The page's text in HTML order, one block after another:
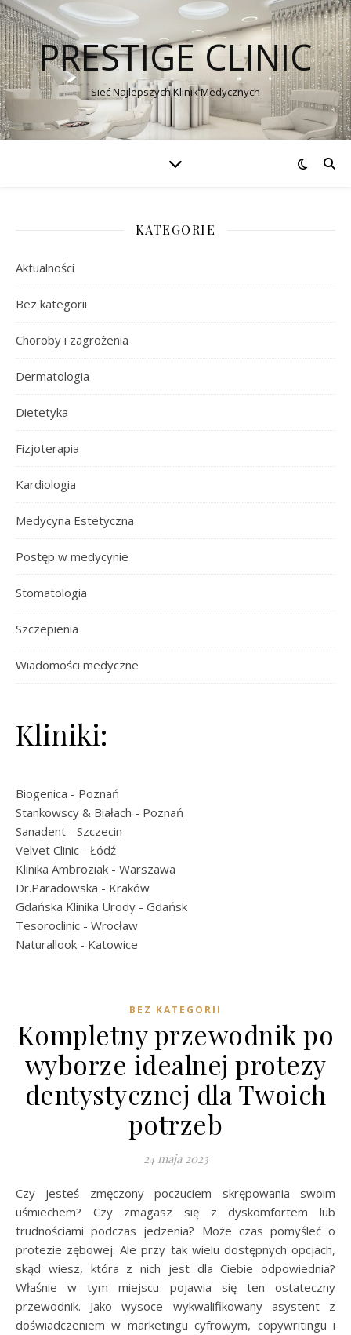
PRESTIGE CLINIC
Sieć Najlepszych Klinik Medycznych
KATEGORIE
Aktualności
Bez kategorii
Choroby i zagrożenia
Dermatologia
Dietetyka
Fizjoterapia
Kardiologia
Medycyna Estetyczna
Postęp w medycynie
Stomatologia
Szczepienia
Wiadomości medyczne
Kliniki:
Biogenica - Poznań
Stankowscy & Białach - Poznań
Sanadent - Szczecin
Velvet Clinic - Łódź
Klinika Ambroziak - Warszawa
Dr.Paradowska - Kraków
Gdańska Klinika Urody - Gdańsk
Tesoroclinic - Wrocław
Naturallook - Katowice
BEZ KATEGORII
Kompletny przewodnik po
wyborze idealnej protezy
dentystycznej dla Twoich
potrzeb
24 maja 2023
Czy jesteś zmęczony poczuciem skrępowania swoim
uśmiechem? Czy zmagasz się z dyskomfortem lub
trudnościami podczas jedzenia? Może czas pomyśleć o
protezie zębowej. Ale przy tak wielu dostępnych opcjach,
skąd wiesz, która z nich jest dla Ciebie odpowiednia?
Właśnie w tym miejscu pojawia się ten ostateczny
przewodnik. Jako wysoce wykwalifikowany asystent z
doświadczeniem w marketingu cyfrowym, copywritingu i